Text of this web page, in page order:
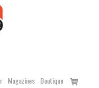
Magazines Boutique
Voir